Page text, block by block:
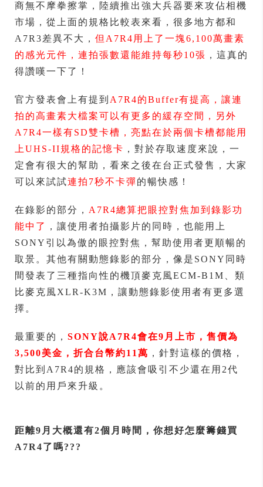
商無不摩拳擦掌，陸續推出強大兵器要來攻佔相機
市場，從上面的規格比較表來看，很多地方都和
A7R3差異不大， 但A7R4用上了一塊6,100萬畫素
的感光元件，連拍張數還能維持每秒10張 ，這真的
得讚嘆一下了！
官方發表會上有提到 A7R4的Buffer有提高，讓連
拍的高畫素大檔案可以有更多的緩存空間，另外
A7R4一樣有SD雙卡槽，亮點在於兩個卡槽都能用
上UHS-II規格的記憶卡 ，對於存取速度來說，一
定會有很大的幫助，看來之後在台正式發售，大家
可以來試試連拍7秒不卡彈的暢快感！
在錄影的部分， A7R4總算把眼控對焦加到錄影功
能中了
，讓使用者拍攝影片的同時，也能用上
SONY引以為傲的眼控對焦，幫助使用者更順暢的
取景。其他有關動態錄影的部分，像是SONY同時
間發表了三種指向性的機頂麥克風ECM-B1M、類
比麥克風XLR-K3M，讓動態錄影使用者有更多選
擇。
最重要的， SONY說A7R4會在9月上市，售價為
3,500美金，折合台幣約11萬 ，針對這樣的價格，
對比到A7R4的規格，應該會吸引不少還在用2代
以前的用戶來升級。
距離9月大概還有2個月時間，你想好怎麼籌錢買
A7R4了嗎???